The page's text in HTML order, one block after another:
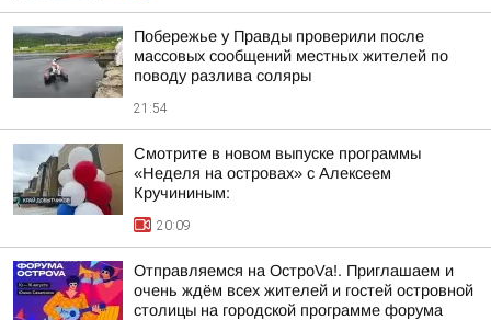
Побережье у Правды проверили после
массовых сообщений местных жителей по
поводу разлива соляры
21:54
Смотрите в новом выпуске программы
«Неделя на островах» с Алексеем
Кручининым:
20:09
Отправляемся на ОстроVa!. Приглашаем и
очень ждём всех жителей и гостей островной
столицы на городской программе форума